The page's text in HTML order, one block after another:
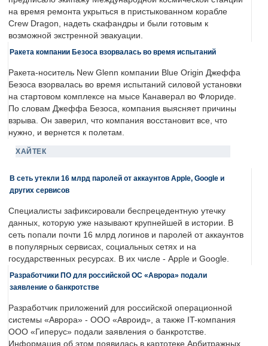
на время ремонта укрыться в пристыкованном корабле
Crew Dragon, надеть скафандры и были готовым к
возможной экстренной эвакуации.
Ракета компании Безоса взорвалась во время испытаний
Ракета-носитель New Glenn компании Blue Origin Джеффа
Безоса взорвалась во время испытаний силовой установки
на стартовом комплексе на мысе Канаверал во Флориде.
По словам Джеффа Безоса, компания выясняет причины
взрыва. Он заверил, что компания восстановит все, что
нужно, и вернется к полетам.
ХАЙТЕК
В сеть утекли 16 млрд паролей от аккаунтов Apple, Google и
других сервисов
Специалисты зафиксировали беспрецедентную утечку
данных, которую уже называют крупнейшей в истории. В
сеть попали почти 16 млрд логинов и паролей от аккаунтов
в популярных сервисах, социальных сетях и на
государственных ресурсах. В их числе - Apple и Google.
Разработчики ПО для российской ОС «Аврора» подали
заявление о банкротстве
Разработчик приложений для российской операционной
системы «Аврора» - ООО «Авроид», а также IT-компания
ООО «Гиперус» подали заявления о банкротстве.
Информация об этом появилась в картотеке Арбитражных